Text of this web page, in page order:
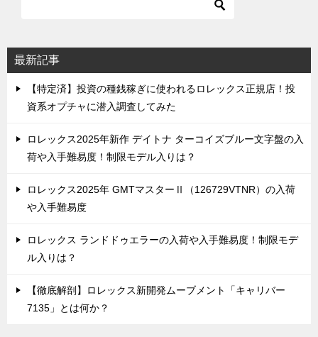
最新記事
【特定済】投資の種銭稼ぎに使われるロレックス正規店！投
資系オプチャに潜入調査してみた
ロレックス2025年新作 デイトナ ターコイズブルー文字盤の入
荷や入手難易度！制限モデル入りは？
ロレックス2025年 GMTマスターⅡ（126729VTNR）の入荷
や入手難易度
ロレックス ランドドゥエラーの入荷や入手難易度！制限モデ
ル入りは？
【徹底解剖】ロレックス新開発ムーブメント「キャリバー
7135」とは何か？